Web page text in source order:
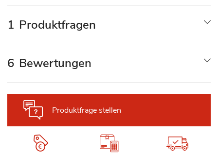
Produktfrage stellen
1 Produktfragen
6 Bewertungen